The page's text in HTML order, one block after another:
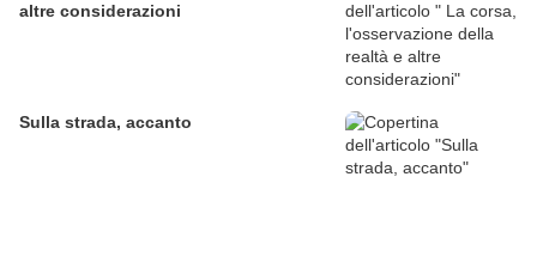
altre considerazioni
Sulla strada, accanto